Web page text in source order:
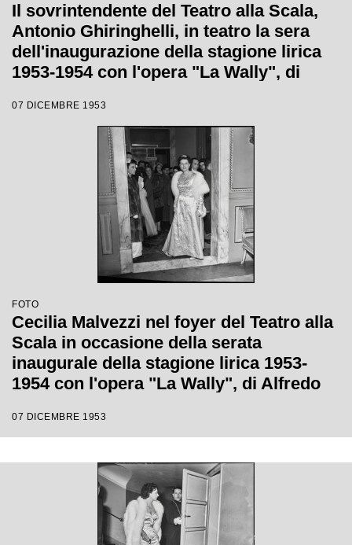
Il sovrintendente del Teatro alla Scala,
Antonio Ghiringhelli, in teatro la sera
dell'inaugurazione della stagione lirica
1953-1954 con l'opera "La Wally", di
Giulini, con la regia di Tatiana Pavlova;
alle sue spalle la locandina dell'opera.
07 DICEMBRE 1953
FOTO
Cecilia Malvezzi nel foyer del Teatro alla
Scala in occasione della serata
inaugurale della stagione lirica 1953-
1954 con l'opera "La Wally", di Alfredo
con la regia di Tatiana Pavlova
07 DICEMBRE 1953